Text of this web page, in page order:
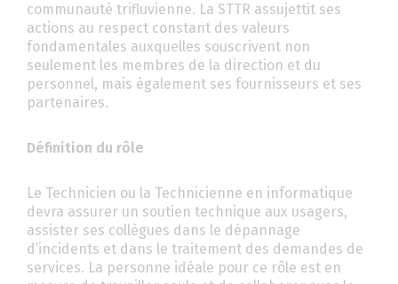
communauté trifluvienne. La STTR assujettit ses
actions au respect constant des valeurs
fondamentales auxquelles souscrivent non
seulement les membres de la direction et du
personnel, mais également ses fournisseurs et ses
partenaires.
Définition du rôle
Le Technicien ou la Technicienne en informatique
devra assurer un soutien technique aux usagers,
assister ses collègues dans le dépannage
d’incidents et dans le traitement des demandes de
services. La personne idéale pour ce rôle est en